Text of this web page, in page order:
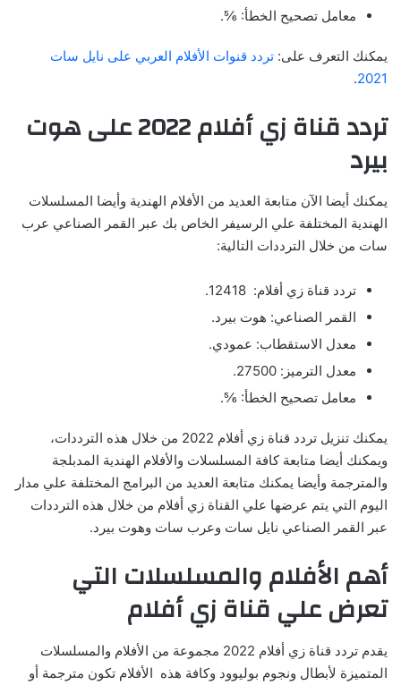
معامل تصحيح الخطأ: ⅚.
يمكنك التعرف على: تردد قنوات الأفلام العربي على نايل سات
2021
.
تردد قناة زي أفلام 2022 على هوت
بيرد
يمكنك أيضا الآن متابعة العديد من الأفلام الهندية وأيضا المسلسلات
الهندية المختلفة علي الرسيفر الخاص بك عبر القمر الصناعي عرب
سات من خلال الترددات التالية:
تردد قناة زي أفلام: 12418.
القمر الصناعي: هوت بيرد.
معدل الاستقطاب: عمودي.
معدل الترميز: 27500.
معامل تصحيح الخطأ: ⅚.
يمكنك تنزيل تردد قناة زي أفلام 2022 من خلال هذه الترددات،
ويمكنك أيضا متابعة كافة المسلسلات والأفلام الهندية المدبلجة
والمترجمة وأيضا يمكنك متابعة العديد من البرامج المختلفة علي مدار
اليوم التي يتم عرضها علي القناة زي أفلام من خلال هذه الترددات
عبر القمر الصناعي نايل سات وعرب سات وهوت بيرد.
أهم الأفلام والمسلسلات التي
تعرض علي قناة زي أفلام
يقدم تردد قناة زي أفلام 2022 مجموعة من الأفلام والمسلسلات
المتميزة لأبطال ونجوم بوليوود وكافة هذه الأفلام تكون مترجمة أو